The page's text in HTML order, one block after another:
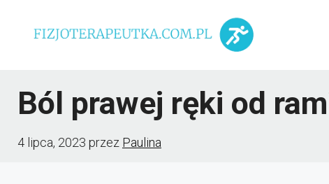
Ból prawej ręki od
4 lipca, 2023 przez Paulina